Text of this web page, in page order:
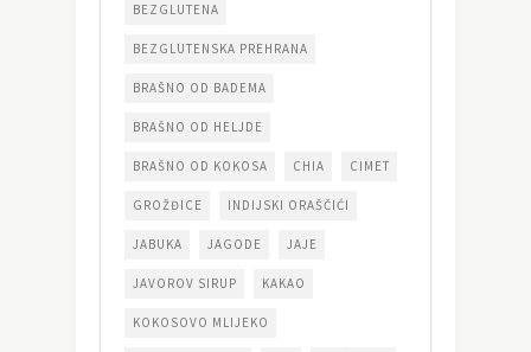
BEZGLUTENA
BEZGLUTENSKA PREHRANA
BRAŠNO OD BADEMA
BRAŠNO OD HELJDE
BRAŠNO OD KOKOSA CHIA CIMET
GROŽĐICE INDIJSKI ORAŠČIĆI
JABUKA JAGODE JAJE
JAVOROV SIRUP KAKAO
KOKOSOVO MLIJEKO